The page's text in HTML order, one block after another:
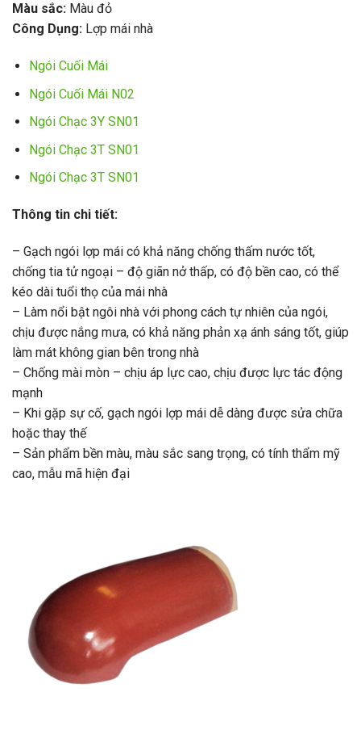
Màu sắc: Màu đỏ
Công Dụng: Lợp mái nhà
Ngói Cuối Mái
Ngói Cuối Mái N02
Ngói Chạc 3Y SN01
Ngói Chạc 3T SN01
Ngói Chạc 3T SN01
Thông tin chi tiết:
– Gạch ngói lợp mái có khả năng chống thấm nước tốt,
chống tia tử ngoại – độ giãn nở thấp, có độ bền cao, có thể
kéo dài tuổi thọ của mái nhà
– Làm nổi bật ngôi nhà với phong cách tự nhiên của ngói,
chịu được nắng mưa, có khả năng phản xạ ánh sáng tốt, giúp
làm mát không gian bên trong nhà
– Chống mài mòn – chịu áp lực cao, chịu được lực tác động
mạnh
– Khi gặp sự cố, gạch ngói lợp mái dễ dàng được sửa chữa
hoặc thay thế
– Sản phẩm bền màu, màu sắc sang trọng, có tính thẩm mỹ
cao, mẫu mã hiện đại